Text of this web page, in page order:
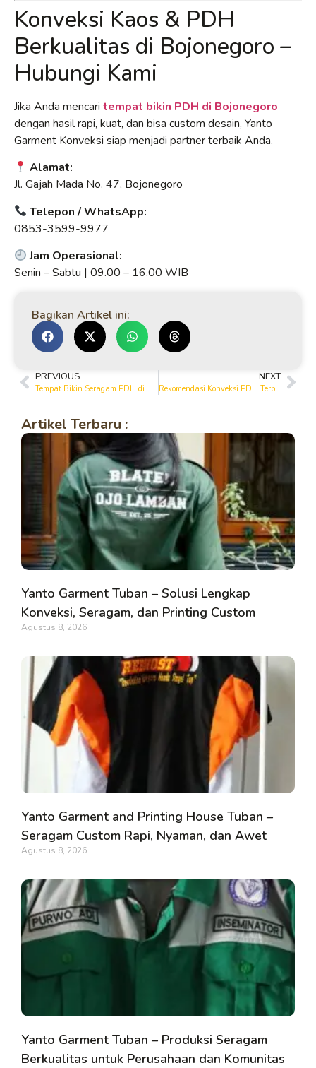
Konveksi Kaos & PDH
Berkualitas di Bojonegoro –
Hubungi Kami
Jika Anda mencari tempat bikin PDH di Bojonegoro
dengan hasil rapi, kuat, dan bisa custom desain, Yanto
Garment Konveksi siap menjadi partner terbaik Anda.
Alamat:
Jl. Gajah Mada No. 47, Bojonegoro
Telepon / WhatsApp:
0853-3599-9977
Jam Operasional:
Senin – Sabtu | 09.00 – 16.00 WIB
Bagikan Artikel ini:
PREVIOUS
Tempat Bikin Seragam PDH di Bojonegoro dengan Bahan Premium
NEXT
Rekomendasi Konveksi PDH Terbaik di Bojonegoro untuk Seragam Kerja
Artikel Terbaru :
Yanto Garment Tuban – Solusi Lengkap
Konveksi, Seragam, dan Printing Custom
Agustus 8, 2026
Yanto Garment and Printing House Tuban –
Seragam Custom Rapi, Nyaman, dan Awet
Agustus 8, 2026
Yanto Garment Tuban – Produksi Seragam
Berkualitas untuk Perusahaan dan Komunitas